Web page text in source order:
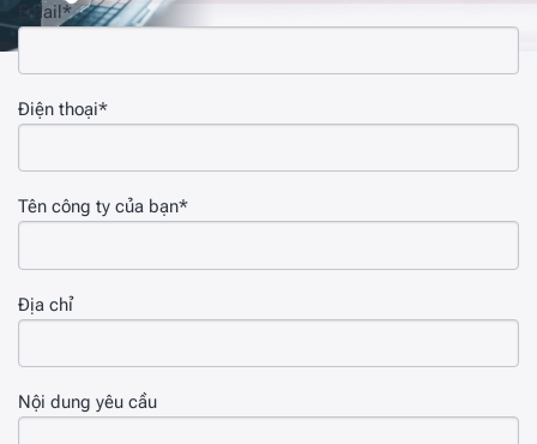
Email*
Điện thoại*
Tên công ty của bạn*
Địa chỉ
Nội dung yêu cầu